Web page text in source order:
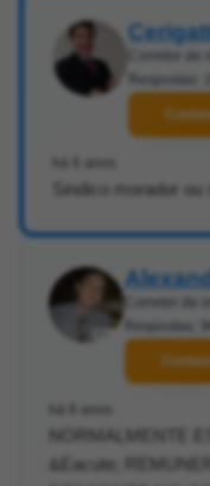
Corretor de
Respostas:
há 6 anos
Sindico morador ou
Corretor de
Respostas:
há 6 anos
NORMALMENTE
&Eacute;